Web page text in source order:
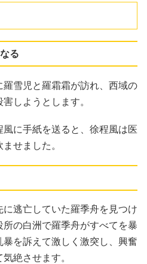
る
雪児と羅霜霜が訪れ、西域の
しようとします。
に手紙を送ると、徐程風は医
せました。
逃亡していた羅季舟を見つけ
の白洲で羅季舟がすべてを暴
を訴えて激しく激突し、興奮
絶させます。